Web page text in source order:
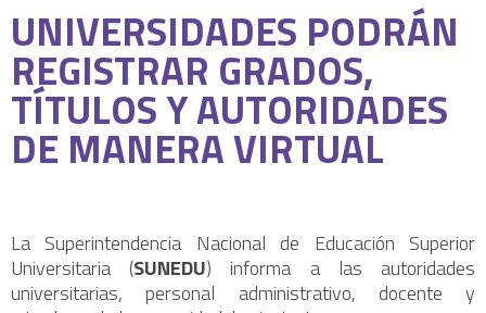
UNIVERSIDADES PODRÁN
REGISTRAR GRADOS,
TÍTULOS Y AUTORIDADES
DE MANERA VIRTUAL
La Superintendencia Nacional de Educación Superior
Universitaria (SUNEDU) informa a las autoridades
universitarias, personal administrativo, docente y